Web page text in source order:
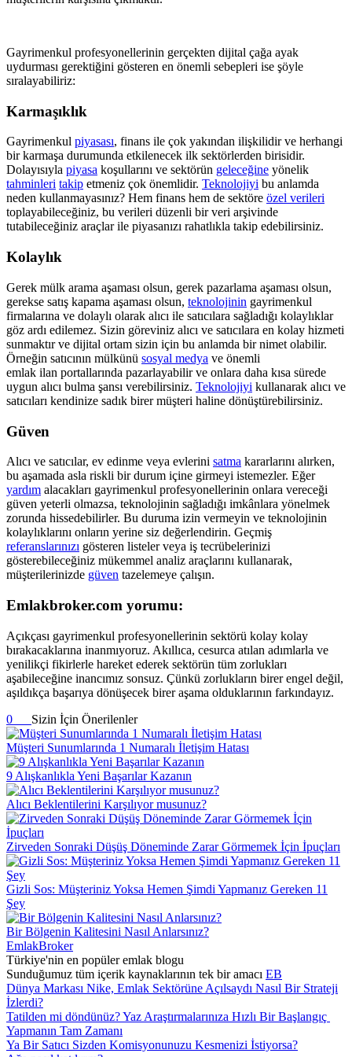
Gayrimenkul profesyonellerinin gerçekten dijital çağa ayak
uydurması gerektiğini gösteren en önemli sebepleri ise şöyle
sıralayabiliriz:
Karmaşıklık
Gayrimenkul piyasası, finans ile çok yakından ilişkilidir ve herhangi
bir karmaşa durumunda etkilenecek ilk sektörlerden birisidir.
Dolayısıyla piyasa koşullarını ve sektörün geleceğine yönelik
tahminleri takip etmeniz çok önemlidir. Teknolojiyi bu anlamda
neden kullanmayasınız? Hem finans hem de sektöre özel verileri
toplayabileceğiniz, bu verileri düzenli bir veri arşivinde
tutabileceğiniz araçlar ile piyasanızı rahatlıkla takip edebilirsiniz.
Kolaylık
Gerek mülk arama aşaması olsun, gerek pazarlama aşaması olsun,
gerekse satış kapama aşaması olsun, teknolojinin gayrimenkul
firmalarına ve dolaylı olarak alıcı ile satıcılara sağladığı kolaylıklar
göz ardı edilemez. Sizin göreviniz alıcı ve satıcılara en kolay hizmeti
sunmaktır ve dijital ortam sizin için bu anlamda bir nimet olabilir.
Örneğin satıcının mülkünü sosyal medya ve önemli
emlak ilan portallarında pazarlayabilir ve onlara daha kısa sürede
uygun alıcı bulma şansı verebilirsiniz. Teknolojiyi kullanarak alıcı ve
satıcıları kendinize sadık birer müşteri haline dönüştürebilirsiniz.
Güven
Alıcı ve satıcılar, ev edinme veya evlerini satma kararlarını alırken,
bu aşamada asla riskli bir durum içine girmeyi istemezler. Eğer
yardım alacakları gayrimenkul profesyonellerinin onlara vereceği
güven yeterli olmazsa, teknolojinin sağladığı imkânlara yönelmek
zorunda hissedebilirler. Bu duruma izin vermeyin ve teknolojinin
kolaylıklarını onların yerine siz değerlendirin. Geçmiş
referanslarınızı gösteren listeler veya iş tecrübelerinizi
gösterebileceğiniz mükemmel analiz araçlarını kullanarak,
müşterilerinizde güven tazelemeye çalışın.
Emlakbroker.com yorumu:
Açıkçası gayrimenkul profesyonellerinin sektörü kolay kolay
bırakacaklarına inanmıyoruz. Akıllıca, cesurca atılan adımlarla ve
yenilikçi fikirlerle hareket ederek sektörün tüm zorlukları
aşabileceğine inancımız sonsuz. Çünkü zorlukların birer engel değil,
aşıldıkça başarıya dönüşecek birer aşama olduklarının farkındayız.
0
Sizin İçin Önerilenler
Müşteri Sunumlarında 1 Numaralı İletişim Hatası
9 Alışkanlıkla Yeni Başarılar Kazanın
Alıcı Beklentilerini Karşılıyor musunuz?
Zirveden Sonraki Düşüş Döneminde Zarar Görmemek İçin İpuçları
Gizli Sos: Müşteriniz Yoksa Hemen Şimdi Yapmanız Gereken 11
Şey
Bir Bölgenin Kalitesini Nasıl Anlarsınız?
EmlakBroker
Türkiye'nin en popüler emlak blogu
Sunduğumuz tüm içerik kaynaklarının tek bir amacı EB
Dünya Markası Nike, Emlak Sektörüne Açılsaydı Nasıl Bir Strateji
İzlerdi?
Tatilden mi döndünüz? Yaz Araştırmalarınıza Hızlı Bir Başlangıç ​​
Yapmanın Tam Zamanı
Ya Bir Satıcı Sizden Komisyonunuzu Kesmenizi İstiyorsa?